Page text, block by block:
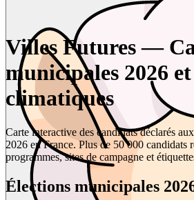
Villes Futures —
municipales 2026
climatiques
Carte interactive des candidats déclarés
2026 en France. Plus de 50 000 candidats
programmes, sites de campagne et
Élections municipales